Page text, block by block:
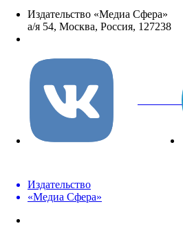
Издательство «Медиа Сфера»
а/я 54, Москва, Россия, 127238
вКонтакте
Издательство
«Медиа Сфера»